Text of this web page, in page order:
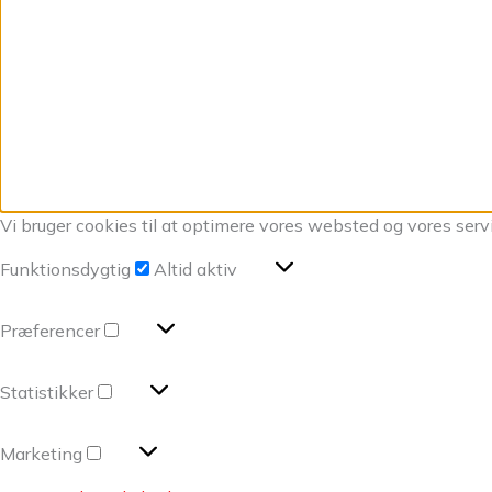
Vi bruger cookies til at optimere vores websted og vores
Funktionsdygtig
Altid aktiv
Præferencer
Statistikker
Marketing